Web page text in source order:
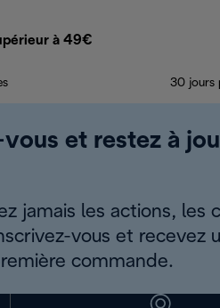
à 49€
30 jours
vous et restez à
jamais les actions, les
vous et recevez
commande.